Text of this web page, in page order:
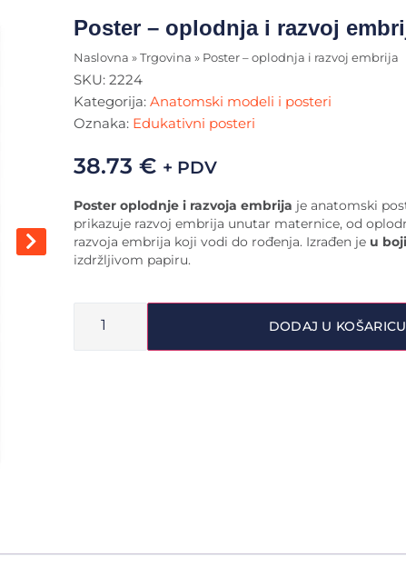
Poster – oplodnja i razvoj
Naslovna » Trgovina » Poster – oplodnja i razvoj embrija
SKU: 2224
Kategorija: Anatomski modeli i posteri
Oznaka: Edukativni posteri
38.73 € + PDV
Poster oplodnje i razvoja embrija je anatomski
prikazuje razvoj embrija unutar maternice, od
razvoja embrija koji vodi do rođenja. Izrađen je u boji
izdržljivom papiru.
DODAJ U KOŠARICU